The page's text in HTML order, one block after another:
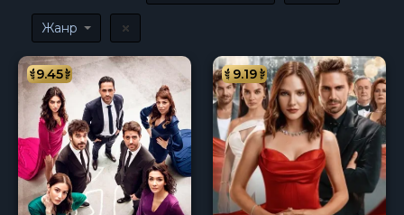
Жанр
9.45 9.19